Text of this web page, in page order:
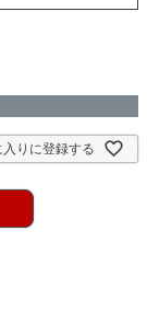
入りに登録する